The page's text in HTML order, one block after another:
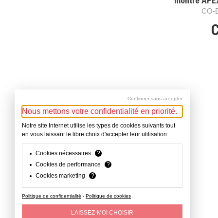
24mmCO-
Continuer sans accepter
Nous mettons votre confidentialité en priorité.
Notre site Internet utilise les types de cookies suivants tout
en vous laissant le libre choix d'accepter leur utilisation:
Cookies nécessaires
?
Cookies de performance
?
Cookies marketing
?
Politique de confidentialité - Politique de cookies
LAISSEZ-MOI CHOISIR